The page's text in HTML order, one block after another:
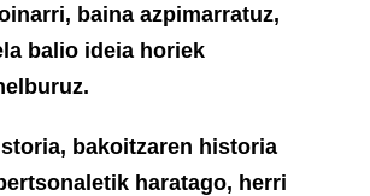
baina azpimarratuz,
balio ideia horiek
bakoitzaren historia
haratago, herri